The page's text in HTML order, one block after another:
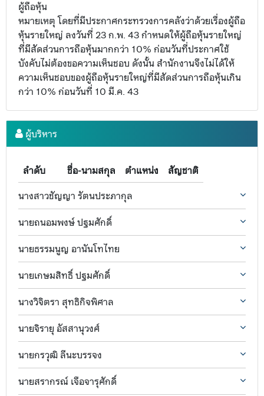
ผู้ถือหุ้น
หมายเหตุ โดยที่มีประกาศกระทรวงการคลังว่าด้วยเรื่องผู้ถือ
หุ้นรายใหญ่ ลงวันที่ 23 ก.พ. 43 กำหนดให้ผู้ถือหุ้นรายใหญ่
ที่มีสัดส่วนการถือหุ้นมากกว่า 10% ก่อนวันที่ประกาศใช้
บังคับไม่ต้องขอความเห็นชอบ ดังนั้น สำนักงานจึงไม่ได้ให้
ความเห็นชอบของผู้ถือหุ้นรายใหญ่ที่มีสัดส่วนการถือหุ้นเกิน
กว่า 10% ก่อนวันที่ 10 มี.ค. 43
ผู้บริหาร
ลำดับ ชื่อ-นามสกุล ตำแหน่ง
สัญชาติ
นางสาวชัญญา รัตนประภากุล
นายถนอมพงษ์ ปฐมศักดิ์
นายธรรมนูญ อานันโทไทย
นายเกษมสิทธิ์ ปฐมศักดิ์
นางวิจิตรา สุทธิกิจพิศาล
นายจิรายุ อัสสานุวงศ์
นายกรวุฒิ ลีนะบรรจง
นายสรากรณ์ เจือจารุศักดิ์